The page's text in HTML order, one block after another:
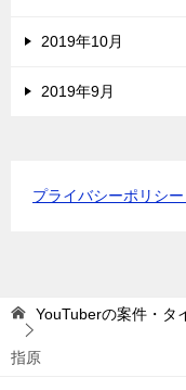
2019年10月
2019年9月
プライバシーポリシ
YouTuberの案件・タ
指原